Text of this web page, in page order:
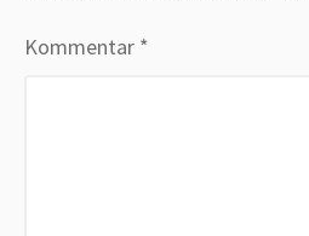
Kommentar *